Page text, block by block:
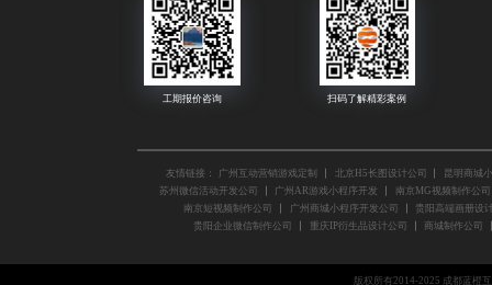
友情链接： 广州互动营销游戏定制 北京H5长图设计公司
昆明商城
苏州微信活动开发公司
广州AR游戏小程序开发
南京MG视频制作公司
南京短视频制作公司
广州商城小程序开发公司
贵阳高端画册设
贵阳企业微信制作公司
重庆IP衍生品设计公司 商城制作公司
版权所有2014-2025 成都蓝橙